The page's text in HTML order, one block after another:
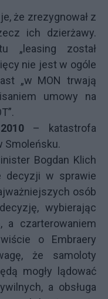
że zrezygnował z
ich dzierżawy.
„leasing został
nie jest w ogóle
„w MON trwają
umowy na
– katastrofa
Smoleńsku.
Bogdan Klich
decyzji w sprawie
osób
wybierając
a czarterowaniem
o Embraery
że samoloty
mogły lądować
a obsługa